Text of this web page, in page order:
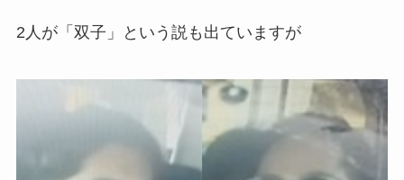
2人が「双子」という説も出ていますが